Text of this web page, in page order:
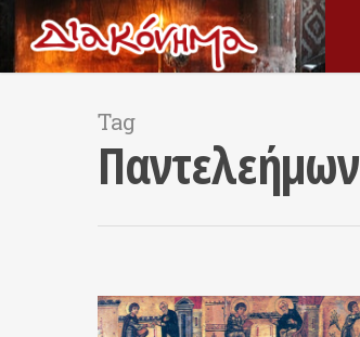
Tag
Παντελεήμων